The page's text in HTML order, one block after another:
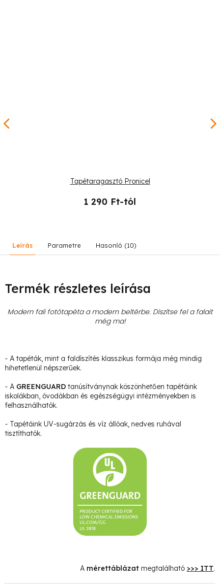
Tapétaragasztó Pronicel
1 290 Ft-tól
Leírás Parametre Hasonló (10)
Termék részletes leírása
Modern fali fotótapéta a modern beltérbe. Díszítse fel a falait
még ma!
- A tapéták, mint a faldíszítés klasszikus formája még mindig
hihetetlenül népszerűek.
- A GREENGUARD tanúsítványnak köszönhetően tapétáink
iskolákban, óvodákban és egészségügyi intézményekben is
felhasználhatók.
- Tapétáink UV-sugárzás és víz állóak, nedves ruhával
tisztíthatók.
A mérettáblázat megtalálható >>> ITT.